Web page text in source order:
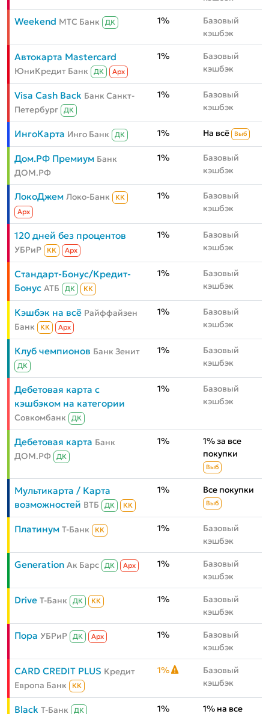
Weekend МТС Банк ДК 1%
Базовый
кэшбэк
Автокарта Mastercard
ЮниКредит Банк ДК Aрх
1%
Базовый
кэшбэк
Visa Cash Back Банк Санкт-
Петербург
ДК
1%
Базовый
кэшбэк
ИнгоКарта Инго Банк ДК 1% На всё Выб
Дом.РФ Премиум Банк
ДОМ.РФ
1%
Базовый
кэшбэк
ЛокоДжем Локо-Банк
КК
Aрх
1%
Базовый
кэшбэк
120 дней без процентов
УБРиР КК Aрх
1%
Базовый
кэшбэк
Стандарт-Бонус/Кредит-
Бонус АТБ ДК КК
1%
Базовый
кэшбэк
Кэшбэк на всё Райффайзен
Банк
КК Aрх
1%
Базовый
кэшбэк
Клуб чемпионов Банк Зенит
ДК
1%
Базовый
кэшбэк
Дебетовая карта с
кэшбэком на категории
Совкомбанк ДК
1%
Базовый
кэшбэк
Дебетовая карта Банк
ДОМ.РФ
ДК
1%
1% за все
покупки
Выб
Мультикарта / Карта
возможностей ВТБ ДК КК
1% Все покупки
Выб
Платинум Т-Банк КК 1%
Базовый
кэшбэк
Generation Ак Барс ДК Aрх 1%
Базовый
кэшбэк
Drive Т-Банк ДК КК 1%
Базовый
кэшбэк
Пора УБРиР ДК Aрх 1%
Базовый
кэшбэк
CARD CREDIT PLUS Кредит
Европа Банк
КК
1%
Базовый
кэшбэк
Black Т-Банк ДК 1% 1% на все